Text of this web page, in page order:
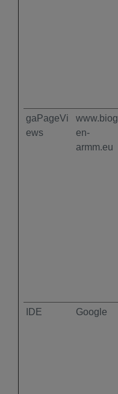
gaPageVi
ews
www.biog
en-
armm.eu
IDE Google